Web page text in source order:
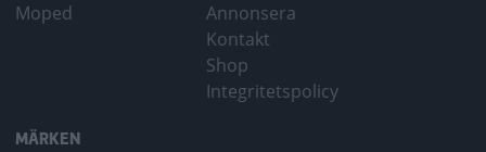
Moped
Annonsera
Kontakt
Shop
Integritetspolicy
MÄRKEN